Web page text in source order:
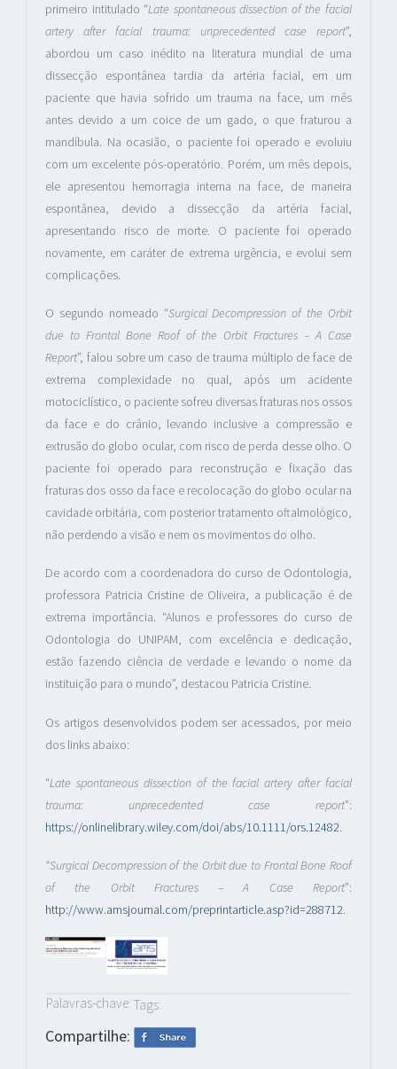
primeiro intitulado “Late spontaneous dissection of the facial
artery after facial trauma: unprecedented case report”,
abordou um caso inédito na literatura mundial de uma
dissecção espontânea tardia da artéria facial, em um
paciente que havia sofrido um trauma na face, um mês
antes devido a um coice de um gado, o que fraturou a
mandíbula. Na ocasião, o paciente foi operado e evoluiu
com um excelente pós-operatório. Porém, um mês depois,
ele apresentou hemorragia interna na face, de maneira
espontânea, devido a dissecção da artéria facial,
apresentando risco de morte. O paciente foi operado
novamente, em caráter de extrema urgência, e evolui sem
complicações.
O segundo nomeado “Surgical Decompression of the Orbit
due to Frontal Bone Roof of the Orbit Fractures – A Case
Report”, falou sobre um caso de trauma múltiplo de face de
extrema complexidade no qual, após um acidente
motociclístico, o paciente sofreu diversas fraturas nos ossos
da face e do crânio, levando inclusive a compressão e
extrusão do globo ocular, com risco de perda desse olho. O
paciente foi operado para reconstrução e fixação das
fraturas dos osso da face e recolocação do globo ocular na
cavidade orbitária, com posterior tratamento oftalmológico,
não perdendo a visão e nem os movimentos do olho.
De acordo com a coordenadora do curso de Odontologia,
professora Patricia Cristine de Oliveira, a publicação é de
extrema importância. “Alunos e professores do curso de
Odontologia do UNIPAM, com excelência e dedicação,
estão fazendo ciência de verdade e levando o nome da
instituição para o mundo”, destacou Patricia Cristine.
Os artigos desenvolvidos podem ser acessados, por meio
dos links abaixo:
“Late spontaneous dissection of the facial artery after facial
trauma: unprecedented case report”:
https://onlinelibrary.wiley.com/doi/abs/10.1111/ors.12482.
“Surgical Decompression of the Orbit due to Frontal Bone Roof
of the Orbit Fractures – A Case Report”:
http://www.amsjournal.com/preprintarticle.asp?id=288712.
Palavras-chave: Tags:
Compartilhe: